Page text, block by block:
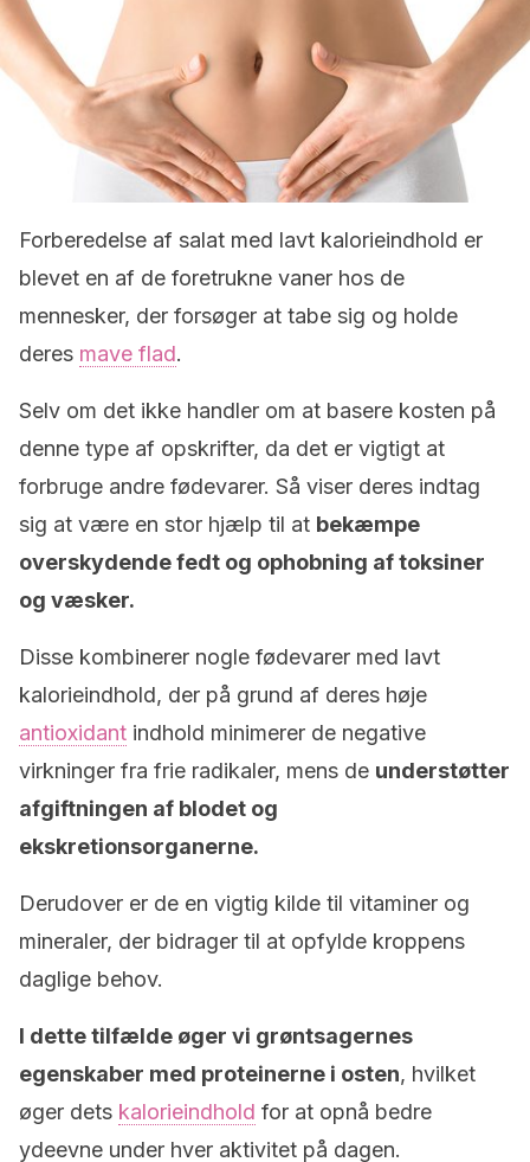
Forberedelse af salat med lavt kalorieindhold er
blevet en af ​​de foretrukne vaner hos de
mennesker, der forsøger at tabe sig og holde
deres mave flad.
Selv om det ikke handler om at basere kosten på
denne type af opskrifter, da det er vigtigt at
forbruge andre fødevarer. Så viser deres indtag
sig at være en stor hjælp til at bekæmpe
overskydende fedt og ophobning af toksiner
og væsker.
Disse kombinerer nogle fødevarer med lavt
kalorieindhold, der på grund af deres høje
antioxidant indhold minimerer de negative
virkninger fra frie radikaler, mens de understøtter
afgiftningen af blodet og
ekskretionsorganerne.
Derudover er de en vigtig kilde til vitaminer og
mineraler, der bidrager til at opfylde kroppens
daglige behov.
I dette tilfælde øger vi grøntsagernes
egenskaber med proteinerne i osten, hvilket
øger dets kalorieindhold for at opnå bedre
ydeevne under hver aktivitet på dagen.